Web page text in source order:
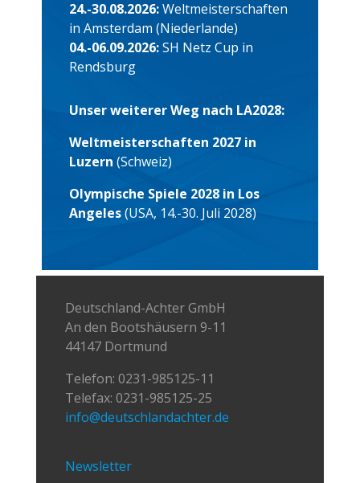
24.-30.08.2026:Weltmeisterschaften
in Amsterdam (Niederlande)
04.-06.09.2026:SH Netz Cup in
Rendsburg
Unser weiterer Weg nach LA2028:
Weltmeisterschaften 2027 in
Luzern (Schweiz)
Olympische Spiele 2028 in Los
Angeles(USA, 14.-30. Juli 2028)
Deutschland-Achter GmbH
An den Bootshäusern 9-11
44147 Dortmund
Telefon: 0231-985125-11
Telefax: 0231-985125-25
info@deutschlandachter.de
Newsletter